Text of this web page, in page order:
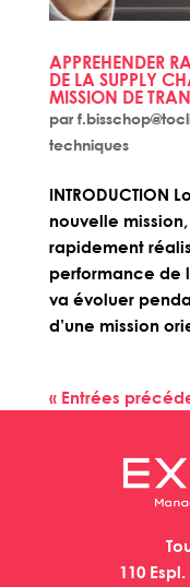
APPREHENDER
DE LA SUPPLY
MISSION DE
par
techniques
INTRODUCTION
nouvelle
rapidement
performance de
va évoluer
d’une mission
« Entrées
110